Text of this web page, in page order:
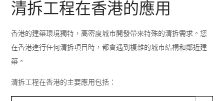
清拆工程在香港的應用
香港的建築環境獨特，高密度城市開發帶來特殊的清拆需求。您
在香港進行任何清拆項目時，都會遇到複雜的城市結構和鄰近建
築。
清拆工程在香港的主要應用包括：